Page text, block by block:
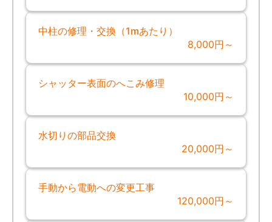
中柱の修理・交換（1mあたり）
8,000円～
シャッター表面のへこみ修理
10,000円～
水切りの部品交換
20,000円～
手動から電動への変更工事
120,000円～